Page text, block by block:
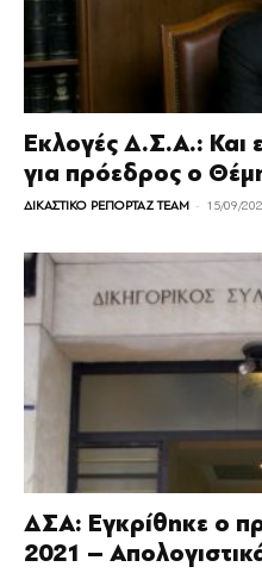
Εκλογές Δ.Σ.Α.: Και
για πρόεδρος ο
ΔΙΚΑΣΤΙΚΟ ΡΕΠΟΡΤΑΖ TEAM - 15/09/
ΔΣΑ: Εγκρίθηκε ο
2021 –